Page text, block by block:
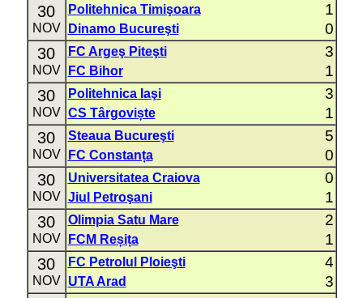
30
NOV
Politehnica Timişoara 1
Dinamo Bucureşti 0
30
NOV
FC Argeş Piteşti 3
FC Bihor 1
30
NOV
Politehnica Iaşi 3
CS Târgoviște 1
30
NOV
Steaua Bucureşti 5
FC Constanța 0
30
NOV
Universitatea Craiova 0
Jiul Petroşani 1
30
NOV
Olimpia Satu Mare 2
FCM Reșița 1
30
NOV
FC Petrolul Ploieşti 4
UTA Arad 3